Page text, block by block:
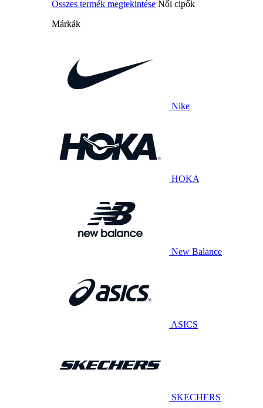
Összes termék megtekintése Női cipők
Márkák
Nike
HOKA
New Balance
ASICS
SKECHERS